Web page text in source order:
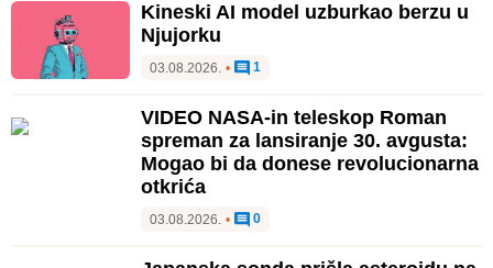
Kineski AI model uzburkao berzu u
Njujorku
03.08.2026. • 1
VIDEO NASA-in teleskop Roman
spreman za lansiranje 30. avgusta:
Mogao bi da donese revolucionarna
otkrića
03.08.2026. • 0